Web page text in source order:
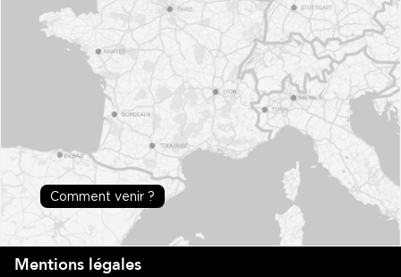
Comment venir ?
Mentions légales